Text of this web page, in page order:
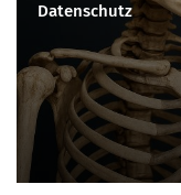
Datenschutz